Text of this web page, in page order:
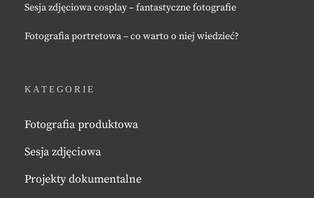
Sesja zdjęciowa cosplay – fantastyczne fotografie
Fotografia portretowa – co warto o niej wiedzieć?
KATEGORIE
Fotografia produktowa
Sesja zdjęciowa
Projekty dokumentalne